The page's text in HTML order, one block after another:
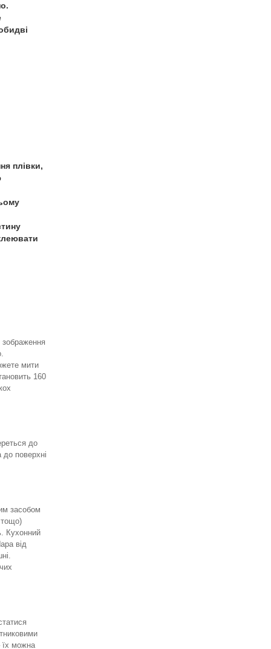
плівки,
зображення
мити
160
до
поверхні
засобом
тощо)
Кухонний
від
їх можна